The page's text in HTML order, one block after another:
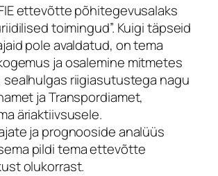
ettevõtte põhitegevusalaks
toimingud”. Kuigi täpseid
pole avaldatud, on tema
ja osalemine mitmetes
riigiasutustega nagu
ja Transpordiamet,
äriaktiivsusele.
ja prognooside analüüs
pildi tema ettevõtte
olukorrast.